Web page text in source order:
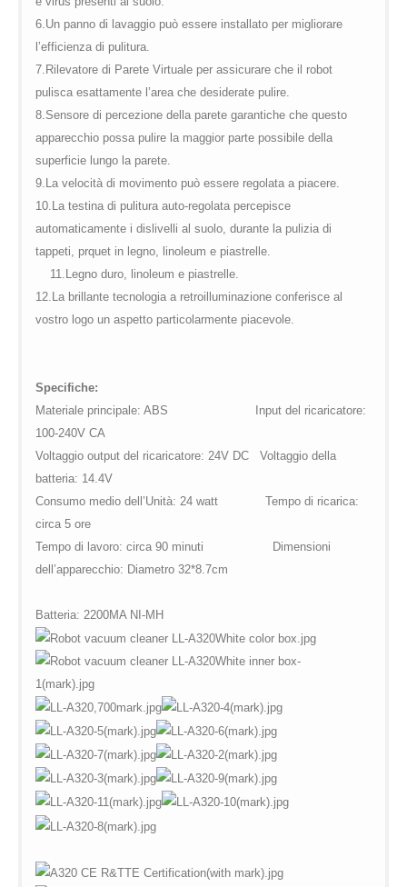
6.Un panno di lavaggio può essere installato per migliorare
l’efficienza di pulitura.
7.Rilevatore di Parete Virtuale per assicurare che il robot
pulisca esattamente l’area che desiderate pulire.
8.Sensore di percezione della parete garantiche che questo
apparecchio possa pulire la maggior parte possibile della
superficie lungo la parete.
9.La velocità di movimento può essere regolata a piacere.
10.La testina di pulitura auto-regolata percepisce
automaticamente i dislivelli al suolo, durante la pulizia di
tappeti, prquet in legno, linoleum e piastrelle.
11.Legno duro, linoleum e piastrelle.
12.La brillante tecnologia a retroilluminazione conferisce al
vostro logo un aspetto particolarmente piacevole.
Specifiche:
Materiale principale: ABS Input del ricaricatore:
100-240V CA
Voltaggio output del ricaricatore: 24V DC Voltaggio della
batteria: 14.4V
Consumo medio dell’Unità: 24 watt Tempo di ricarica:
circa 5 ore
Tempo di lavoro: circa 90 minuti Dimensioni
dell’apparecchio: Diametro 32*8.7cm
Batteria: 2200MA NI-MH